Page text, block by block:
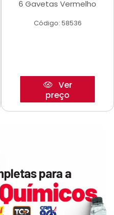
6 Gavetas Vermelho
Código: 58536
Ver
preço